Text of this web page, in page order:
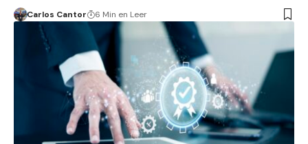
Carlos Cantor 6 Min en Leer